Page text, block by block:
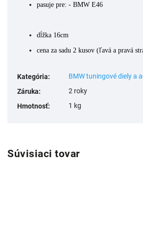
pasuje pre: - BMW E46
dĺžka 16cm
cena za sadu 2 kusov (ľavá a pravá
Kategória:
BMW tuningové diely a
Záruka:
2 roky
Hmotnosť: 1 kg
Súvisiaci tovar